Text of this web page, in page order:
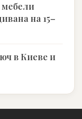
мебели
на 15–
в Киеве и